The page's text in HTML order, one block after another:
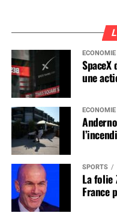
ÉCONOMIE
une
ÉCONOMIE
SPORTS
La folie
France